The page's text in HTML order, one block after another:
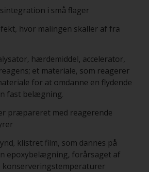
i små flager
hvor malingen skaller af fra
hærdemiddel, accelerator,
et materiale, som reagerer
for at omdanne en flydende
fast belægning.
præpareret med reagerende
klistret film, som dannes på
epoxybelægning, forårsaget af